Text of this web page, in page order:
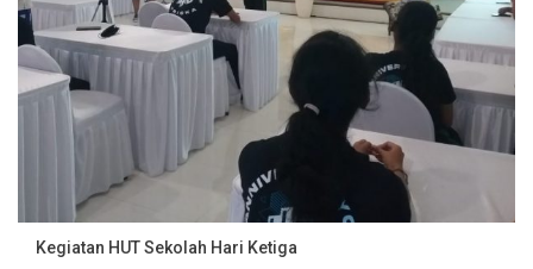
Kegiatan HUT Sekolah Hari Ketiga